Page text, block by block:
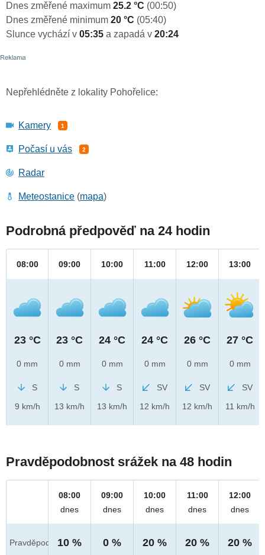
Dnes změřené maximum 25.2 °C (00:50)
Dnes změřené minimum 20 °C (05:40)
Slunce vychází v 05:35 a zapadá v 20:24
Nepřehlédněte z lokality Pohořelice:
Kamery 1
Počasí u vás 2
Radar
Meteostanice (mapa)
Podrobná předpověď na 24 hodin
08:00
23 °C
0 mm
S
9 km/h
09:00
23 °C
0 mm
S
13 km/h
10:00
24 °C
0 mm
S
13 km/h
11:00
24 °C
0 mm
SV
12 km/h
12:00
26 °C
0 mm
SV
12 km/h
13:00
27 °C
0 mm
SV
11 km/h
Pravděpodobnost srážek na 48 hodin
Pravděpod.
08:00
dnes
10 %
09:00
dnes
0 %
10:00
dnes
20 %
11:00
dnes
20 %
12:00
dnes
20 %